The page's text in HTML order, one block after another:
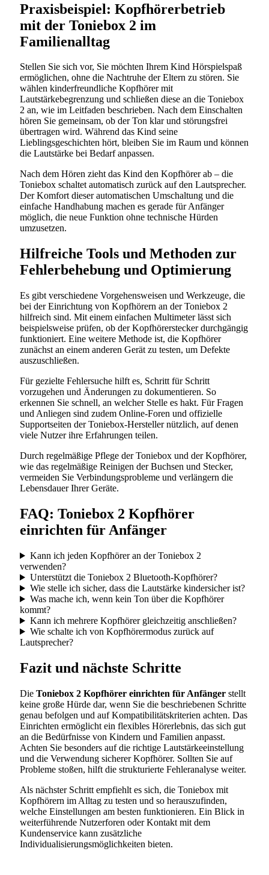
Praxisbeispiel: Kopfhörerbetrieb
mit der Toniebox 2 im
Familienalltag
Stellen Sie sich vor, Sie möchten Ihrem Kind Hörspielspaß
ermöglichen, ohne die Nachtruhe der Eltern zu stören. Sie
wählen kinderfreundliche Kopfhörer mit
Lautstärkebegrenzung und schließen diese an die Toniebox
2 an, wie im Leitfaden beschrieben. Nach dem Einschalten
hören Sie gemeinsam, ob der Ton klar und störungsfrei
übertragen wird. Während das Kind seine
Lieblingsgeschichten hört, bleiben Sie im Raum und können
die Lautstärke bei Bedarf anpassen.
Nach dem Hören zieht das Kind den Kopfhörer ab – die
Toniebox schaltet automatisch zurück auf den Lautsprecher.
Der Komfort dieser automatischen Umschaltung und die
einfache Handhabung machen es gerade für Anfänger
möglich, die neue Funktion ohne technische Hürden
umzusetzen.
Hilfreiche Tools und Methoden zur
Fehlerbehebung und Optimierung
Es gibt verschiedene Vorgehensweisen und Werkzeuge, die
bei der Einrichtung von Kopfhörern an der Toniebox 2
hilfreich sind. Mit einem einfachen Multimeter lässt sich
beispielsweise prüfen, ob der Kopfhörerstecker durchgängig
funktioniert. Eine weitere Methode ist, die Kopfhörer
zunächst an einem anderen Gerät zu testen, um Defekte
auszuschließen.
Für gezielte Fehlersuche hilft es, Schritt für Schritt
vorzugehen und Änderungen zu dokumentieren. So
erkennen Sie schnell, an welcher Stelle es hakt. Für Fragen
und Anliegen sind zudem Online-Foren und offizielle
Supportseiten der Toniebox-Hersteller nützlich, auf denen
viele Nutzer ihre Erfahrungen teilen.
Durch regelmäßige Pflege der Toniebox und der Kopfhörer,
wie das regelmäßige Reinigen der Buchsen und Stecker,
vermeiden Sie Verbindungsprobleme und verlängern die
Lebensdauer Ihrer Geräte.
FAQ: Toniebox 2 Kopfhörer
einrichten für Anfänger
Kann ich jeden Kopfhörer an der Toniebox 2
verwenden?
Unterstützt die Toniebox 2 Bluetooth-Kopfhörer?
Wie stelle ich sicher, dass die Lautstärke kindersicher ist?
Was mache ich, wenn kein Ton über die Kopfhörer
kommt?
Kann ich mehrere Kopfhörer gleichzeitig anschließen?
Wie schalte ich von Kopfhörermodus zurück auf
Lautsprecher?
Fazit und nächste Schritte
Die Toniebox 2 Kopfhörer einrichten für Anfänger stellt
keine große Hürde dar, wenn Sie die beschriebenen Schritte
genau befolgen und auf Kompatibilitätskriterien achten. Das
Einrichten ermöglicht ein flexibles Hörerlebnis, das sich gut
an die Bedürfnisse von Kindern und Familien anpasst.
Achten Sie besonders auf die richtige Lautstärkeeinstellung
und die Verwendung sicherer Kopfhörer. Sollten Sie auf
Probleme stoßen, hilft die strukturierte Fehleranalyse weiter.
Als nächster Schritt empfiehlt es sich, die Toniebox mit
Kopfhörern im Alltag zu testen und so herauszufinden,
welche Einstellungen am besten funktionieren. Ein Blick in
weiterführende Nutzerforen oder Kontakt mit dem
Kundenservice kann zusätzliche
Individualisierungsmöglichkeiten bieten.